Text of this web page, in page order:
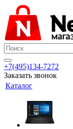
+7(495)134-7272
Заказать звонок
Каталог